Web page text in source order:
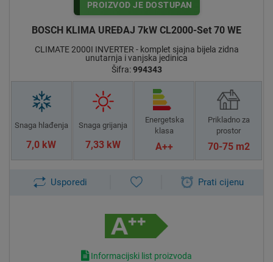
PROIZVOD JE DOSTUPAN
BOSCH KLIMA UREĐAJ 7kW CL2000-Set 70 WE
CLIMATE 2000I INVERTER - komplet sjajna bijela zidna
unutarnja i vanjska jedinica
Šifra:994343
Snaga hlađenja
7,0 kW
Snaga grijanja
7,33 kW
Energetska
klasa
A++
Prikladno za
prostor
70-75 m2
Usporedi Prati cijenu
Informacijski list proizvoda